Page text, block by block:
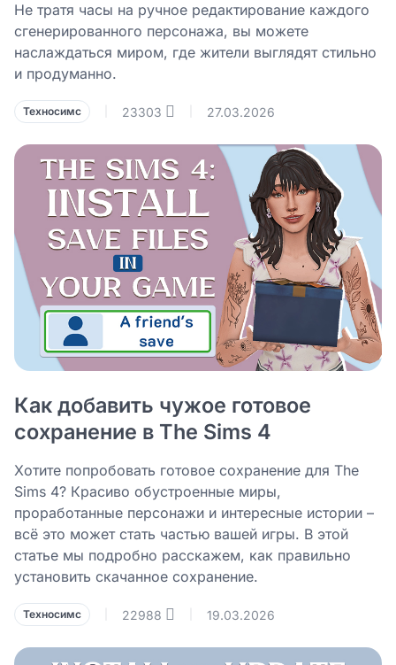
Не тратя часы на ручное редактирование каждого
сгенерированного персонажа, вы можете
наслаждаться миром, где жители выглядят стильно
и продуманно.
Техносимс 23303 27.03.2026
Как добавить чужое готовое
сохранение в The Sims 4
Хотите попробовать готовое сохранение для The
Sims 4? Красиво обустроенные миры,
проработанные персонажи и интересные истории –
всё это может стать частью вашей игры. В этой
статье мы подробно расскажем, как правильно
установить скачанное сохранение.
Техносимс 22988 19.03.2026